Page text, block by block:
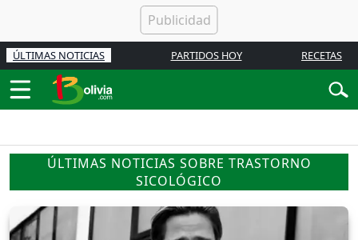
ÚLTIMAS NOTICIAS PARTIDOS HOY RECETAS
ÚLTIMAS NOTICIAS SOBRE TRASTORNO
SICOLÓGICO